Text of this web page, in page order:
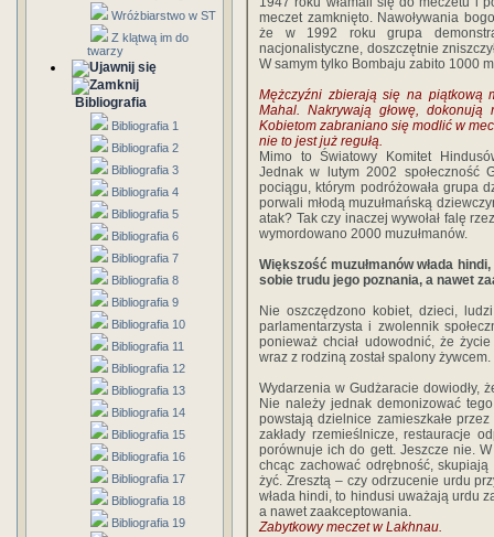
Wróżbiarstwo w ST
Z klątwą im do
twarzy
Bibliografia
Bibliografia 1
Bibliografia 2
Bibliografia 3
Bibliografia 4
Bibliografia 5
Bibliografia 6
Bibliografia 7
Bibliografia 8
Bibliografia 9
Bibliografia 10
Bibliografia 11
Bibliografia 12
Bibliografia 13
Bibliografia 14
Bibliografia 15
Bibliografia 16
Bibliografia 17
Bibliografia 18
Bibliografia 19
meczet zamknięto. Nawoływania
że w 1992 roku grupa
nacjonalistyczne, doszczętnie
W samym tylko Bombaju zabito 1000
Mężczyźni zbierają się na piątkową
Mahal. Nakrywają głowę, dokonują
Kobietom zabraniano się modlić w
nie to jest już regułą.
Mimo to Światowy Komitet
Jednak w lutym 2002 społeczność
pociągu, którym podróżowała grupa
porwali młodą muzułmańską
atak? Tak czy inaczej wywołał falę
wymordowano 2000 muzułmanów.
Większość muzułmanów włada
sobie trudu jego poznania, a nawet
Nie oszczędzono kobiet, dzieci,
parlamentarzysta i zwolennik
ponieważ chciał udowodnić, że
wraz z rodziną został spalony żywcem.
Wydarzenia w Gudżaracie dowiodły,
Nie należy jednak demonizować
powstają dzielnice zamieszkałe
zakłady rzemieślnicze, restauracje
porównuje ich do gett. Jeszcze nie.
chcąc zachować odrębność,
żyć. Zresztą – czy odrzucenie urdu
włada hindi, to hindusi uważają urdu
a nawet zaakceptowania.
Zabytkowy meczet w Lakhnau.